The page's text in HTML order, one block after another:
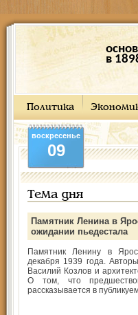
в
Политика
воскресенье
09
Тема дня
Памятник Ленина в
ожидании пьедестала
Памятник Ленину в
декабря 1939 года.
Василий Козлов и
О том, что
рассказывается в